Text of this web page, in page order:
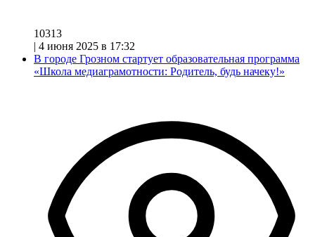
10313
| 4 июня 2025 в 17:32
В городе Грозном стартует образовательная программа
«Школа медиаграмотности: Родитель, будь начеку!»